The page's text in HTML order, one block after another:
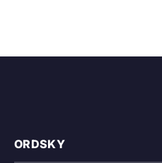
ORDSKY